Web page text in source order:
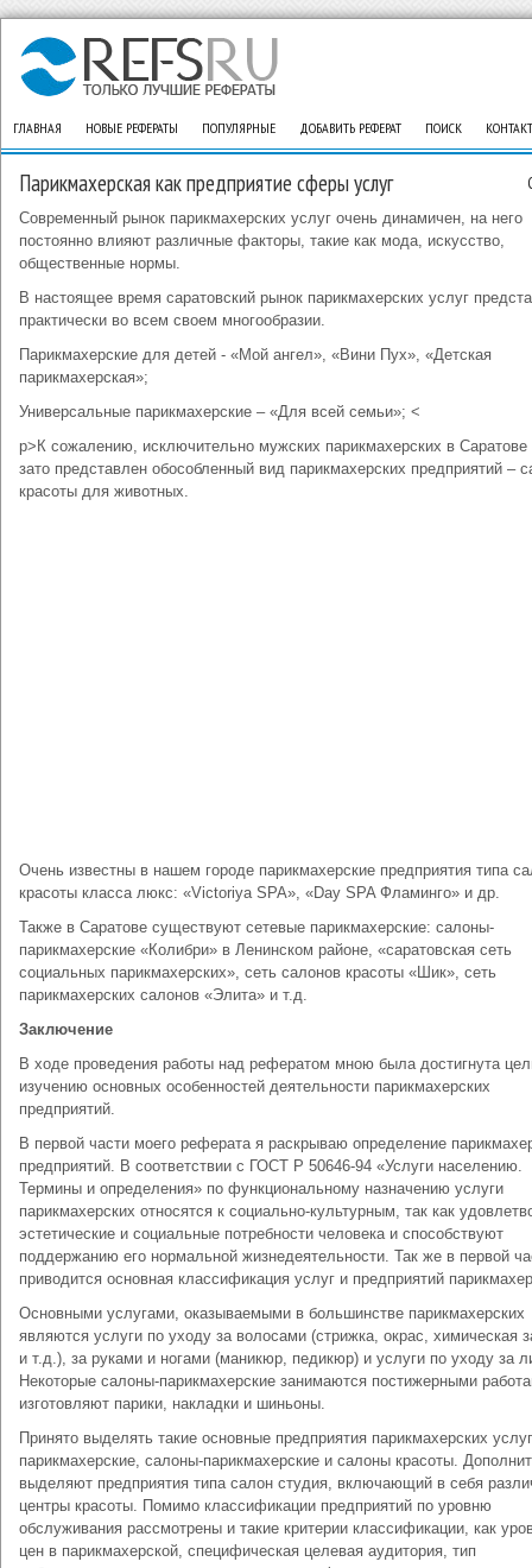
ГЛАВНАЯ НОВЫЕ РЕФЕРАТЫ ПОПУЛЯРНЫЕ ДОБАВИТЬ РЕФЕРАТ ПОИСК
Парикмахерская как предприятие сферы услуг
Современный рынок парикмахерских услуг очень динамичен, на него
постоянно влияют различные факторы, такие как мода, искусство,
общественные нормы.
В настоящее время саратовский рынок парикмахерских услуг
практически во всем своем многообразии.
Парикмахерские для детей - «Мой ангел», «Вини Пух», «Детская
парикмахерская»;
Универсальные парикмахерские – «Для всей семьи»; <
p>К сожалению, исключительно мужских парикмахерских в Саратове
зато представлен обособленный вид парикмахерских предприятий –
красоты для животных.
Очень известны в нашем городе парикмахерские предприятия типа
красоты класса люкс: «Victoriya SPA», «Day SPA Фламинго» и др.
Также в Саратове существуют сетевые парикмахерские: салоны-
парикмахерские «Колибри» в Ленинском районе, «саратовская сеть
социальных парикмахерских», сеть салонов красоты «Шик», сеть
парикмахерских салонов «Элита» и т.д.
Заключение
В ходе проведения работы над рефератом мною была достигнута
изучению основных особенностей деятельности парикмахерских
предприятий.
В первой части моего реферата я раскрываю определение
предприятий. В соответствии с ГОСТ Р 50646-94 «Услуги населению.
Термины и определения» по функциональному назначению услуги
парикмахерских относятся к социально-культурным, так как
эстетические и социальные потребности человека и способствуют
поддержанию его нормальной жизнедеятельности. Так же в первой
приводится основная классификация услуг и предприятий
Основными услугами, оказываемыми в большинстве парикмахерских
являются услуги по уходу за волосами (стрижка, окрас, химическая
и т.д.), за руками и ногами (маникюр, педикюр) и услуги по уходу за
Некоторые салоны-парикмахерские занимаются постижерными
изготовляют парики, накладки и шиньоны.
Принято выделять такие основные предприятия парикмахерских
парикмахерские, салоны-парикмахерские и салоны красоты.
выделяют предприятия типа салон студия, включающий в себя
центры красоты. Помимо классификации предприятий по уровню
обслуживания рассмотрены и такие критерии классификации, как
цен в парикмахерской, специфическая целевая аудитория, тип